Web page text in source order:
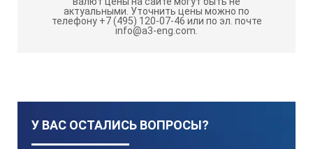
актуальными. Уточнить цены можно по
телефону +7 (495) 120-07-46 или по эл. почте
info@a3-eng.com.
У ВАС ОСТАЛИСЬ ВОПРОСЫ?